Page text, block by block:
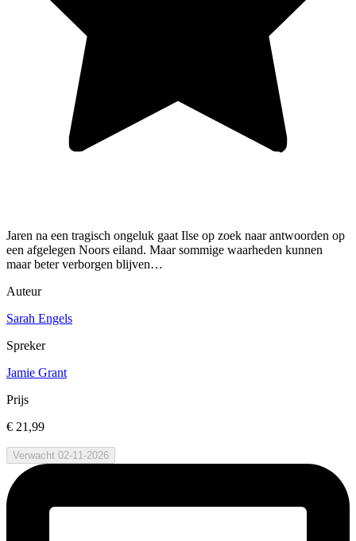
Jaren na een tragisch ongeluk gaat Ilse op zoek naar antwoorden op
een afgelegen Noors eiland. Maar sommige waarheden kunnen
maar beter verborgen blijven…
Auteur
Sarah Engels
Spreker
Jamie Grant
Prijs
€ 21,99
Verwacht 02-11-2026